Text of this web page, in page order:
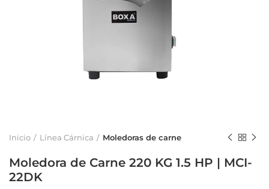
Inicio Línea Cárnica Moledoras de carne
Moledora de Carne 220 KG 1.5 HP | MCI-
22DK